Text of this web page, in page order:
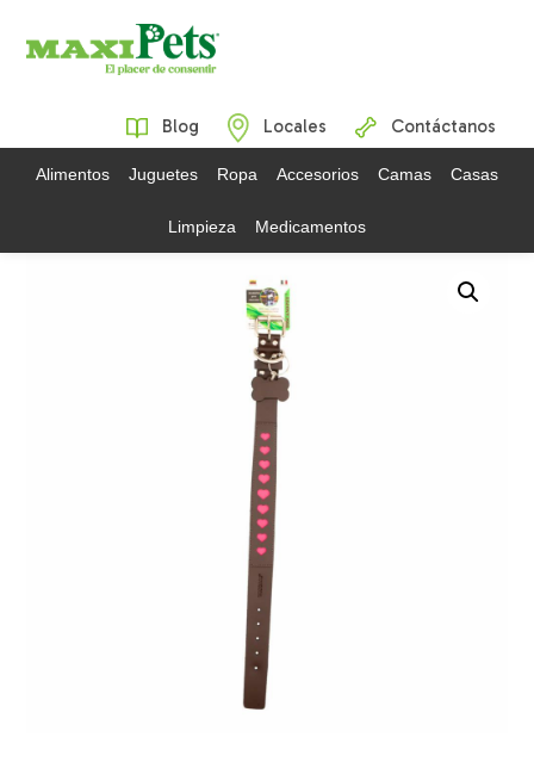
Blog Locales Contáctanos
Alimentos Juguetes Ropa Accesorios Camas Casas
Limpieza Medicamentos